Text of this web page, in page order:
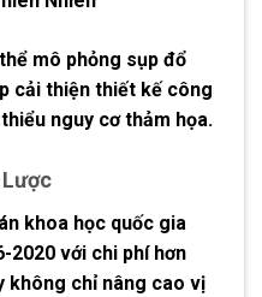
mô phỏng sụp đổ
cải thiện thiết kế công
nguy cơ thảm họa.
khoa học quốc gia
2020 với chi phí hơn
không chỉ nâng cao vị